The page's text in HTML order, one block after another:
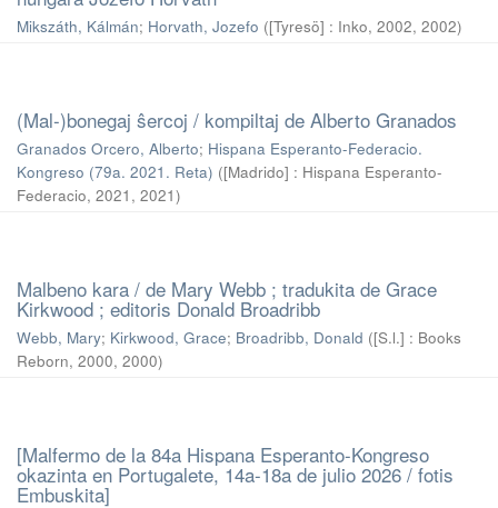
Mikszáth, Kálmán; Horvath, Jozefo ([Tyresö] : Inko, 2002, 2002)
(Mal-)bonegaj ŝercoj / kompiltaj de Alberto Granados
Granados Orcero, Alberto; Hispana Esperanto-Federacio.
Kongreso (79a. 2021. Reta) ([Madrido] : Hispana Esperanto-
Federacio, 2021 , 2021)
Malbeno kara / de Mary Webb ; tradukita de Grace
Kirkwood ; editoris Donald Broadribb
Webb, Mary; Kirkwood, Grace; Broadribb, Donald ([S.l.] : Books
Reborn, 2000, 2000)
[Malfermo de la 84a Hispana Esperanto-Kongreso
okazinta en Portugalete, 14a-18a de julio 2026 / fotis
Embuskita]